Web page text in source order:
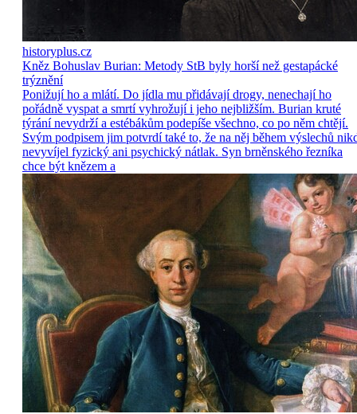
historyplus.cz
Kněz Bohuslav Burian: Metody StB byly horší než gestapácké
trýznění
Ponižují ho a mlátí. Do jídla mu přidávají drogy, nenechají ho
pořádně vyspat a smrtí vyhrožují i jeho nejbližším. Burian kruté
týrání nevydrží a estébákům podepíše všechno, co po něm chtějí.
Svým podpisem jim potvrdí také to, že na něj během výslechů
nevyvíjel fyzický ani psychický nátlak. Syn brněnského řezníka
chce být knězem a